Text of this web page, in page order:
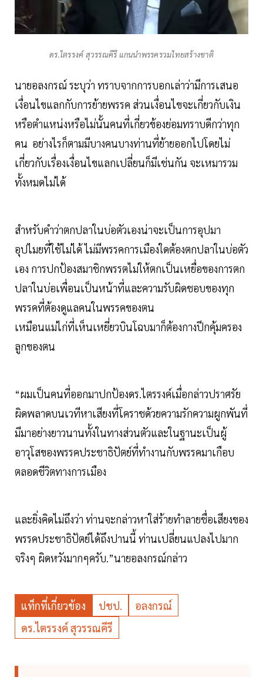
ดร.ไตรรงค์ สุวรรณคีรี แกนนำพรรครวมไทยสร้างชาติ
นายอลงกรณ์ ระบุว่า ทราบจากการบอกเล่าว่ามีการเสนอ
เงื่อนไขแลกกับการย้ายพรรค ส่วนเงื่อนไขจะเกี่ยวกับเงิน
หรือตำแหน่งหรือไม่นั้นคนที่เกี่ยวข้องย่อมทราบดีกว่าทุก
คน อย่างไรก็ตามมีบางคนบางท่านที่ย้ายออกไปโดยไม่
เกี่ยวกับเรื่องเงื่อนไขแลกเปลี่ยนก็มีเช่นกัน จะเหมารวม
ทั้งหมดไม่ได้
สำหรับคำว่าตกปลาในบ่อตัวเองน่าจะเป็นการอุปมา
อุปไมยที่ใช้ไม่ได้ ไม่มีพรรคการเมืองใดต้องตกปลาในบ่อตัว
เอง การปกป้องสมาชิกพรรตไม่ให้ตกเป็นเหยื่อของการตก
ปลาในบ่อเพื่อนเป็นหน้าที่และความรับผิดชอบของทุก
พรรคที่ต้องดูแลคนในพรรคของตน
เหมือนแม่ไก่ที่เห็นเหยี่ยวบินโฉบมาก็ต้องกางปีกคุ้มครอง
ลูกของตน
“ผมเป็นคนที่ออกมาปกป้องดร.ไตรรงค์เมื่อกล่าวปราศรัย
ผิดพลาดบนเวทีหาเสียงที่โคราชด้วยความรักความผูกพันที่
มีมาอย่างยาวนานทั้งในทางส่วนตัวและในฐานะเป็นผู้
อาวุโสของพรรคประชาธิปัตย์ที่ทำงานกับพรรคมาเกือบ
ตลอดชีวิตทางการเมือง
และยิ่งคิดไม่ถึงว่า ท่านจะกล่าวหาใส่ร้ายทำลายชื่อเสียงของ
พรรคประชาธิปัตย์ได้ถึงปานนี้ ท่านเปลี่ยนแปลงไปมาก
จริงๆ ผิดหวังมากๆครับ.”นายอลงกรณ์กล่าว
แท็กที่เกี่ยวข้อง ปชป.
อลงกรณ์
ดร.ไตรรงค์ สุวรรณคีรี